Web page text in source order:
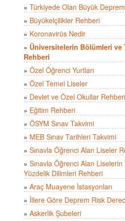
» Türkiyede Olan Büyük
» Büyükelçilikler Rehberi
» Koronavirüs Nedir
» Üniversitelerin Bölümleri ve
Rehberi
» Özel Öğrenci Yurtları
» Özel Temel Liseler
» Devlet ve Özel Okullar Rehberi
» Eğitim Rehberi
» ÖSYM Sınav Takvimi
» MEB Sınav Tarihleri Takvimi
» Sınavla Öğrenci Alan Liseler
» Sınavla Öğrenci Alan
Yüzdelik Dilimleri Rehberi
» Araç Muayene İstasyonları
» İllere Göre Deprem Risk
» Askerlik Şubeleri